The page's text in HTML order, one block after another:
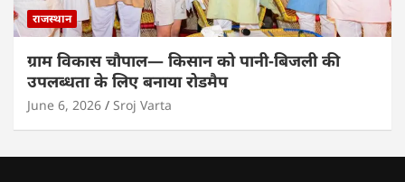
राजस्थान
ग्राम विकास चौपाल— किसान को पानी-बिजली की
उपलब्धता के लिए बनाया रोडमैप
June 6, 2026 Sroj Varta